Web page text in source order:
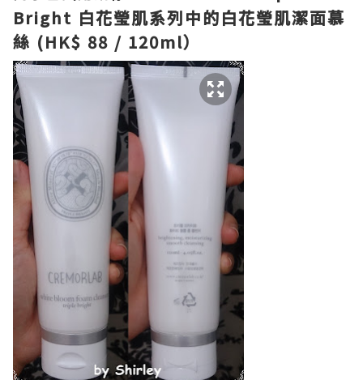
Bright 白花瑩肌系列中的白花瑩肌潔面慕
絲 (HK$ 88 / 120ml）